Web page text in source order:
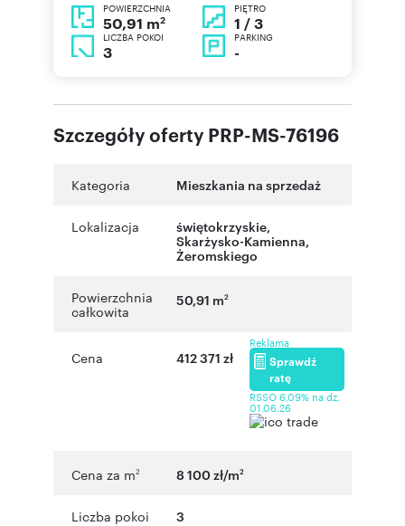
POWIERZCHNIA
50,91 m2
PIĘTRO
1 / 3
LICZBA POKOI
3
PARKING
-
Szczegóły oferty PRP-MS-76196
Kategoria Mieszkania na sprzedaż
Lokalizacja świętokrzyskie,
Skarżysko-Kamienna,
Żeromskiego
Powierzchnia
całkowita
50,91 m2
Cena 412 371 zł
Reklama
Sprawdź
ratę
RSSO 6,09% na dz.
01.06.26
Cena za m2 8 100 zł/m2
Liczba pokoi 3